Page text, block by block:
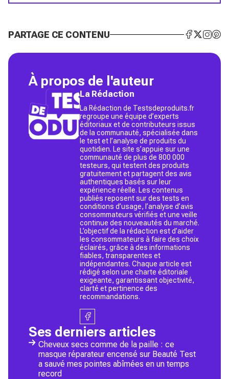
PARTAGE CE CONTENU
À propos de l'auteur
La Rédaction
La Rédaction de Testsdeproduits.fr
regroupe une équipe d’experts
éditoriaux et de contributeurs issus
de la communauté, spécialisée dans
le test et l’analyse de produits du
quotidien. Le site s’appuie sur une
communauté de plus de 800 000
testeurs, qui testent des produits
gratuitement et partagent des avis
authentiques basés sur leur
expérience réelle. Les contenus
publiés reposent sur des tests en
conditions d’usage, l’analyse d’avis
consommateurs vérifiés et une veille
continue des nouveautés du marché.
L’objectif de la rédaction est d’aider
les consommateurs à faire des choix
éclairés, grâce à des informations
fiables, transparentes et
indépendantes. Chaque article est
rédigé selon une charte éditoriale
exigeante, garantissant objectivité,
clarté et pertinence des
recommandations.
Ses derniers articles
Cheveux secs comme de la paille : ce
masque réparateur encensé sur Beauté Test
a sauvé mes pointes abîmées en un temps
record